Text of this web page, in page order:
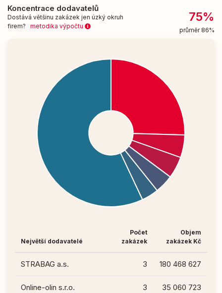
Koncentrace dodavatelů
Dostává většinu zakázek jen úzký okruh
firem? metodika výpočtu
75%
průměr 86%
Největší dodavatelé
Počet
zakázek
Objem
zakázek Kč
STRABAG a.s. 3 180 468 627
Online-olin s.r.o. 3 35 060 723